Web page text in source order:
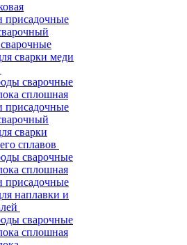
присадочные
сварки меди
сварочные
сплошная
присадочные
сварки
сплавов
сварочные
сплошная
присадочные
наплавки и
сварочные
сплошная